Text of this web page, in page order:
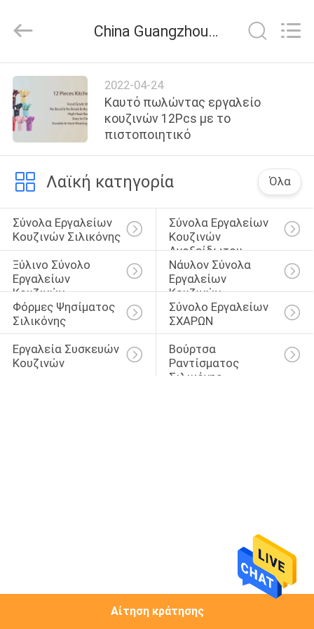
ΣΠΊΤΙ
ΠΡΟΪΌΝΤΑ
ΕΜΕΊΣ
ΓΎΡΟΣ
ΕΡΓΟΣΤΑΣΊΩΝ
ΠΟΙΟΤΙΚΌΣ
ΈΛΕΓΧΟΣ
ΜΑΣ
Trading
Co.,Ltd..
Reserved.
China Guangzhou Yuehang Trading Co.,Ltd. εταιρικά νέα
2022-04-24
Καυτό πωλώντας εργαλείο
κουζινών 12Pcs με το
πιστοποιητικό
Λαϊκή κατηγορία Όλα
Σύνολα Εργαλείων
Κουζινών Σιλικόνης
Σύνολα Εργαλείων
Κουζινών
Ανοξείδωτου
Ξύλινο Σύνολο
Εργαλείων
Κουζινών
Νάυλον Σύνολα
Εργαλείων
Κουζινών
Φόρμες Ψησίματος
Σιλικόνης
Σύνολο Εργαλείων
ΣΧΑΡΩΝ
Εργαλεία Συσκευών
Κουζινών
Βούρτσα
Ραντίσματος
Σιλικόνης
Αίτηση κράτησης